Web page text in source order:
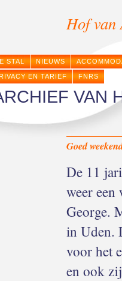
Hof van
STAL NIEUWS
EN TARIEF FNRS
VAN
Goed
De 11
weer
George.
in Uden.
voor het
en ook